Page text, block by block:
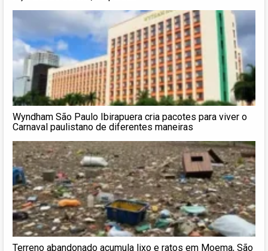
Wyndham São Paulo Ibirapuera cria pacotes para viver o
Carnaval paulistano de diferentes maneiras
Terreno abandonado acumula lixo e ratos em Moema, São